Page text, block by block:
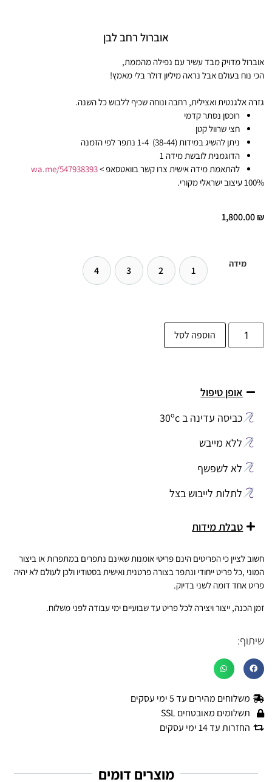
אוברול רחב לבן
אוברול מדויק מבד עשיר עם נפילה מהממת,
הכי נוח בעולם אבל נראה מיליון דולר בלי מאמץ!
גזרה אלגנטית ואצילית, רחבה ונוחה שכיף ללבוש כל השנה.
רוכסן נסתר קדמי
חצי שרוול קטן
ניתן להשיג במידות (38-44) 1-4 נתפר לפי הזמנה
הדוגמנית לובשת מידה 1
להתאמת מידה אישית צרו קשר בוואטסאפ >wa.me/547938393
100% עיצוב ישראלי מקורי.
1,800.00₪
מידה
1
2
3
4
הוספה לסל
אופן טיפול
כביסה עדינה ב 30ºc
ללא מייבש
לא לשפשף
לתלות לייבוש בצל
טבלת מידות
חשוב לציין כי הפריטים הינם פריטי אומנות שאינם נתפרים במתפרות או ביצור
המוני ,כל פריט ייחודי ונתפר בצורה פרטנית ואישית בסטודיו ולכן לעולם לא יהיה
פריט אחד דומה לשני בדיוק.
זמן הכנה, ייצור ויצירה לכל פריט עד שבועיים ימי עבודה לפני משלוח.
שיתוף:
משלוחים מהירים עד 5 ימי עסקים
תשלומים מאובטחים SSL
החזרות עד 14 ימי עסקים
מוצרים דומים